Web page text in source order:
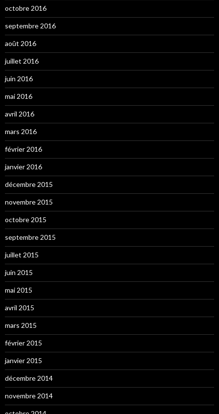
octobre 2016
septembre 2016
août 2016
juillet 2016
juin 2016
mai 2016
avril 2016
mars 2016
février 2016
janvier 2016
décembre 2015
novembre 2015
octobre 2015
septembre 2015
juillet 2015
juin 2015
mai 2015
avril 2015
mars 2015
février 2015
janvier 2015
décembre 2014
novembre 2014